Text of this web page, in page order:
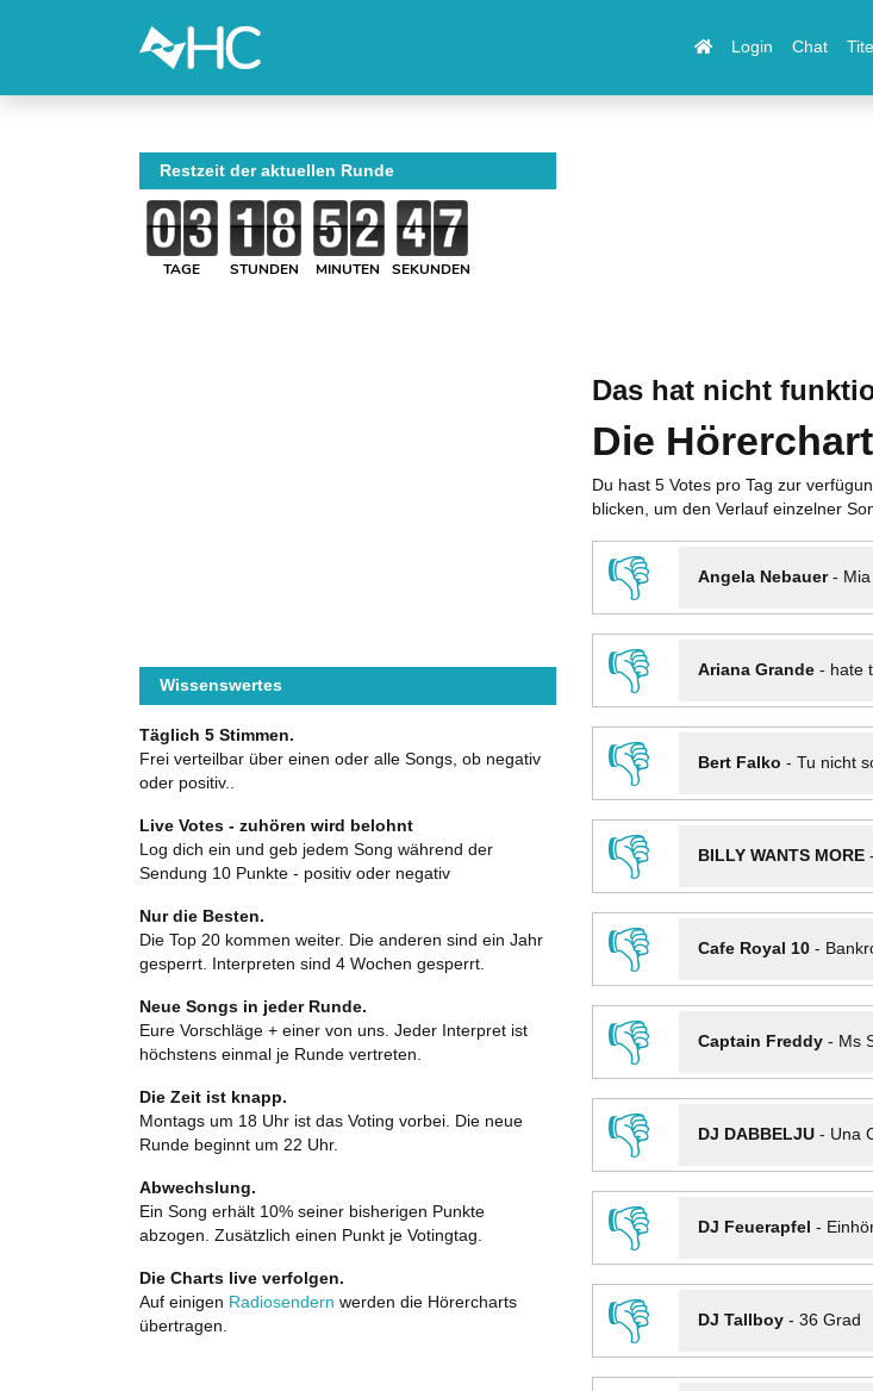
Login Chat
Das hat nicht
Die
Du hast 5 Votes pro Tag zur
blicken, um den Verlauf einzelner
👎 Angela Nebauer-
👎
Ariana Grande- hate
👎
Bert Falko - Tu nicht
👎
BILLY WANTS MORE-
👎
Cafe Royal 10-
👎
Captain Freddy- Ms
👎
DJ DABBELJU- Una
👎
DJ Feuerapfel -
👎
DJ Tallboy- 36 Grad
Restzeit der aktuellen Runde
TAGE STUNDEN MINUTEN SEKUNDEN
Wissenswertes
Täglich 5 Stimmen.
Frei verteilbar über einen oder alle Songs, ob negativ
oder positiv..
Live Votes - zuhören wird belohnt
Log dich ein und geb jedem Song während der
Sendung 10 Punkte - positiv oder negativ
Nur die Besten.
Die Top 20 kommen weiter. Die anderen sind ein Jahr
gesperrt. Interpreten sind 4 Wochen gesperrt.
Neue Songs in jeder Runde.
Eure Vorschläge + einer von uns. Jeder Interpret ist
höchstens einmal je Runde vertreten.
Die Zeit ist knapp.
Montags um 18 Uhr ist das Voting vorbei. Die neue
Runde beginnt um 22 Uhr.
Abwechslung.
Ein Song erhält 10% seiner bisherigen Punkte
abzogen. Zusätzlich einen Punkt je Votingtag.
Die Charts live verfolgen.
Auf einigen Radiosendern werden die Hörercharts
übertragen.